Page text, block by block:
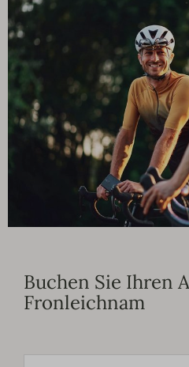
Buchen Sie Ihren
Fronleichnam